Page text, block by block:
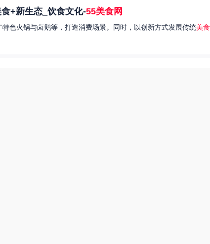
+新生态_饮食文化-55美食网
特色火锅与卤鹅等，打造消费场景。同时，以创新方式发展传统美食